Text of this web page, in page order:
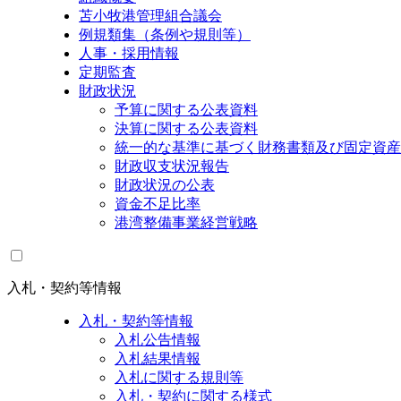
苫小牧港管理組合議会
例規類集（条例や規則等）
人事・採用情報
定期監査
財政状況
予算に関する公表資料
決算に関する公表資料
統一的な基準に基づく財務書類及び固定資
財政収支状況報告
財政状況の公表
資金不足比率
港湾整備事業経営戦略
入札・契約等情報
入札・契約等情報
入札公告情報
入札結果情報
入札に関する規則等
入札・契約に関する様式